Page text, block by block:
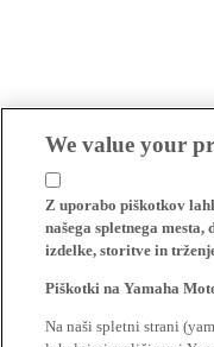
We value your
Z uporabo piškotkov
našega spletnega
izdelke, storitve in
Piškotki na Yamaha
Na naši spletni strani